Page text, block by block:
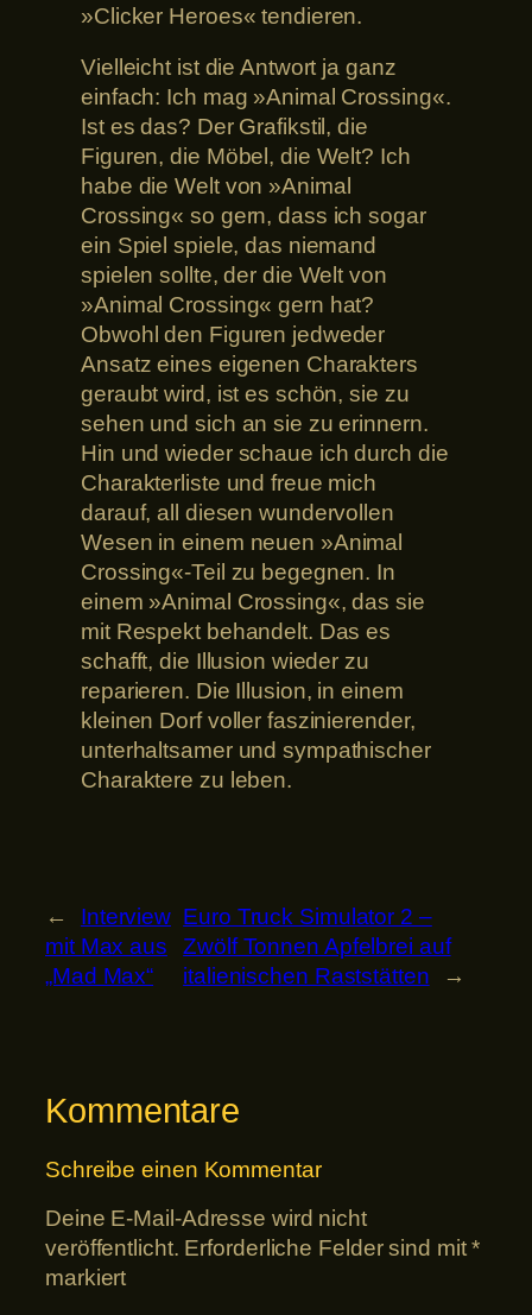
»Clicker Heroes« tendieren.
Vielleicht ist die Antwort ja ganz
einfach: Ich mag »Animal Crossing«.
Ist es das? Der Grafikstil, die
Figuren, die Möbel, die Welt? Ich
habe die Welt von »Animal
Crossing« so gern, dass ich sogar
ein Spiel spiele, das niemand
spielen sollte, der die Welt von
»Animal Crossing« gern hat?
Obwohl den Figuren jedweder
Ansatz eines eigenen Charakters
geraubt wird, ist es schön, sie zu
sehen und sich an sie zu erinnern.
Hin und wieder schaue ich durch die
Charakterliste und freue mich
darauf, all diesen wundervollen
Wesen in einem neuen »Animal
Crossing«-Teil zu begegnen. In
einem »Animal Crossing«, das sie
mit Respekt behandelt. Das es
schafft, die Illusion wieder zu
reparieren. Die Illusion, in einem
kleinen Dorf voller faszinierender,
unterhaltsamer und sympathischer
Charaktere zu leben.
←
Interview
mit Max aus
„Mad Max“
Euro Truck Simulator 2 –
Zwölf Tonnen Apfelbrei auf
italienischen Raststätten
→
Kommentare
Schreibe einen Kommentar
Deine E-Mail-Adresse wird nicht
veröffentlicht. Erforderliche Felder sind mit*
markiert